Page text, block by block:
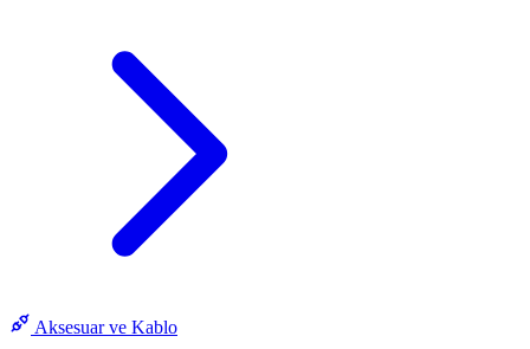
Aksesuar ve Kablo